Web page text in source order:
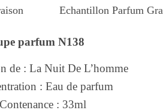
Echantillon Parfum
parfum N138
de : La Nuit De L’homme
: Eau de parfum
Contenance : 33ml